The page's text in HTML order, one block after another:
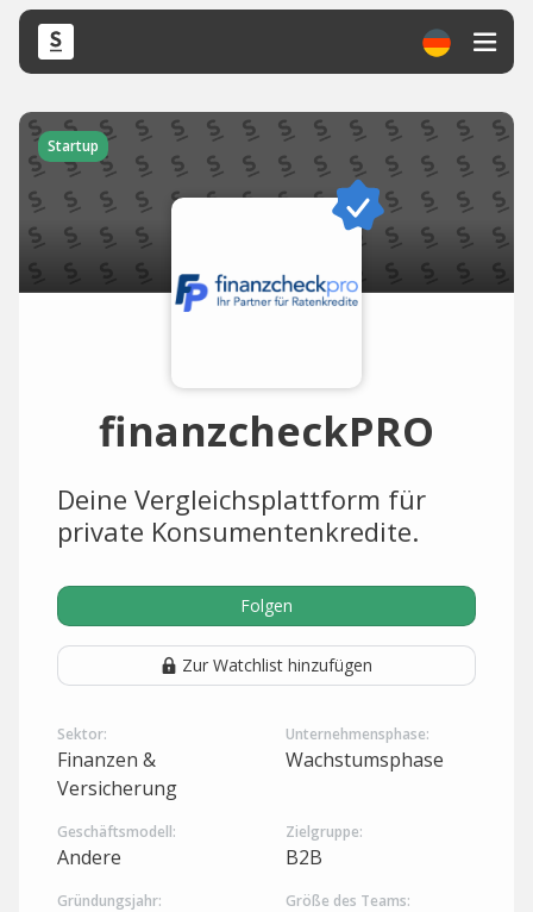
Startup
finanzcheckPRO
Deine Vergleichsplattform für
private Konsumentenkredite.
Folgen
Zur Watchlist hinzufügen
Sektor:
Finanzen &
Versicherung
Unternehmensphase:
Wachstumsphase
Geschäftsmodell:
Andere
Zielgruppe:
B2B
Gründungsjahr: Größe des Teams: